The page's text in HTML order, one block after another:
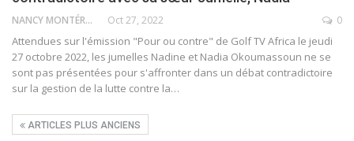
NANCY MONTÉRO Oct 27, 2022 0
Attendues sur l'émission "Pour ou contre" de Golf TV Africa le jeudi
27 octobre 2022, les jumelles Nadine et Nadia Okoumassoun ne se
sont pas présentées pour s'affronter dans un débat contradictoire
sur la gestion de la lutte contre la…
ARTICLES PLUS ANCIENS